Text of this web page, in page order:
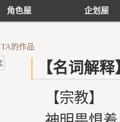
角色屋 企划屋
TA的作品
【名词解
【宗教】